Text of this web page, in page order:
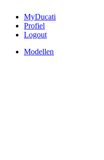
MyDucati
Profiel
Logout
Modellen